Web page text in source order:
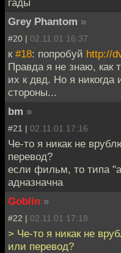
Grey Phantom »
#20 | 02.11.01 16:37
к #18: попробуй http://
Правда я не знаю, как
их к двд. Но я никогда
стороны...
bm »
#21 | 02.11.01 17:16
Че-то я никак не
перевод?
если фильм, то типа
адназначна
Goblin »
#22 | 02.11.01 17:18
> Че-то я никак не
или перевод?